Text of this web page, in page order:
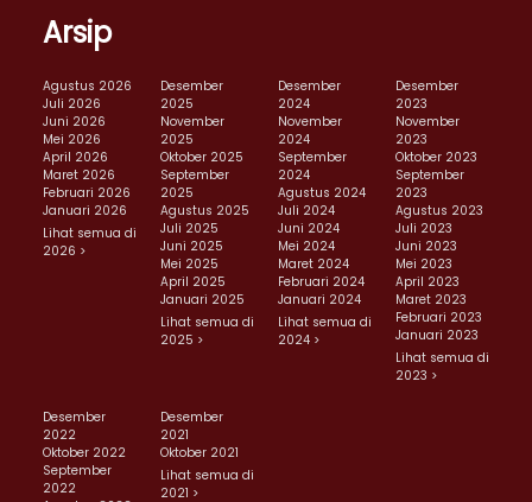
Arsip
Agustus 2026
Juli 2026
Juni 2026
Mei 2026
April 2026
Maret 2026
Februari 2026
Januari 2026
Lihat semua di
2026 >
Desember
2025
November
2025
Oktober 2025
September
2025
Agustus 2025
Juli 2025
Juni 2025
Mei 2025
April 2025
Januari 2025
Lihat semua di
2025 >
Desember
2024
November
2024
September
2024
Agustus 2024
Juli 2024
Juni 2024
Mei 2024
Maret 2024
Februari 2024
Januari 2024
Lihat semua di
2024 >
Desember
2023
November
2023
Oktober 2023
September
2023
Agustus 2023
Juli 2023
Juni 2023
Mei 2023
April 2023
Maret 2023
Februari 2023
Januari 2023
Lihat semua di
2023 >
Desember
2022
Oktober 2022
September
2022
Desember
2021
Oktober 2021
Lihat semua di
2021 >